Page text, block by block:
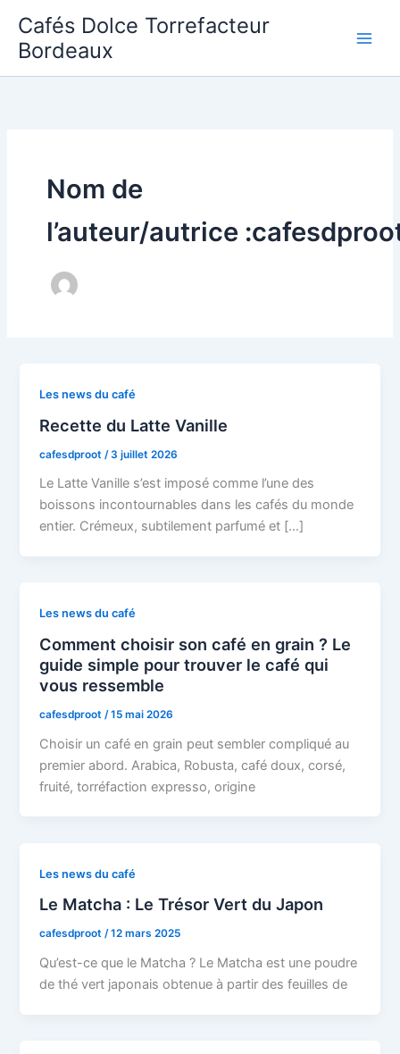
contenu
Cafés Dolce Torrefacteur
Bordeaux
Nom de
l’auteur/autrice
Les news du café
Recette du Latte Vanille
cafesdproot /3 juillet 2026
Le Latte Vanille s’est imposé comme l’une des
boissons incontournables dans les cafés du monde
entier. Crémeux, subtilement parfumé et […]
Les news du café
Comment choisir son café en grain ? Le
guide simple pour trouver le café qui
vous ressemble
cafesdproot /15 mai 2026
Choisir un café en grain peut sembler compliqué au
premier abord. Arabica, Robusta, café doux, corsé,
fruité, torréfaction expresso, origine
Les news du café
Le Matcha : Le Trésor Vert du Japon
cafesdproot/12 mars 2025
Qu’est-ce que le Matcha ? Le Matcha est une poudre
de thé vert japonais obtenue à partir des feuilles de